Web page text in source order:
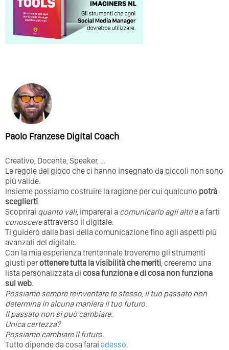
Paolo Franzese Digital Coach
Creativo, Docente, Speaker, …
Le regole del gioco che ci hanno insegnato da piccoli non sono
più valide.
Insieme possiamo costruire la ragione per cui qualcuno potrà
sceglierti.
Scoprirai quanto vali, imparerai a comunicarlo agli altrie a farti
conoscereattraverso il digitale.
Ti guiderò dalle basi della comunicazione fino agli aspetti più
avanzati del digitale.
Con la mia esperienza trentennale troveremo gli strumenti
giusti perottenere tutta la visibilità che meriti, creeremo una
lista personalizzata di cosa funziona e di cosa non funziona
sul web.
Possiamo sempre reinventare te stesso, il tuo passato non
determina in alcuna maniera il tuo futuro. ⁣
⁣Il passato non si può cambiare.
Unica certezza?
Possiamo cambiare il futuro.
Tutto dipende da cosa farai adesso.